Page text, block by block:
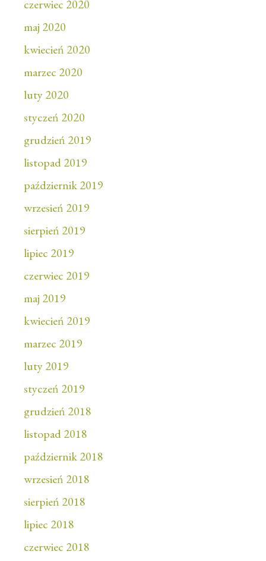
czerwiec 2020
maj 2020
kwiecień 2020
marzec 2020
luty 2020
styczeń 2020
grudzień 2019
listopad 2019
październik 2019
wrzesień 2019
sierpień 2019
lipiec 2019
czerwiec 2019
maj 2019
kwiecień 2019
marzec 2019
luty 2019
styczeń 2019
grudzień 2018
listopad 2018
październik 2018
wrzesień 2018
sierpień 2018
lipiec 2018
czerwiec 2018